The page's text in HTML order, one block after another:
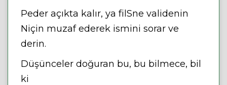
Peder açıkta kalır, ya filSne validenin
Niçin muzaf ederek ismini sorar ve
derin.
Düşünceler doğuran bu, bu bilmece, bil
ki